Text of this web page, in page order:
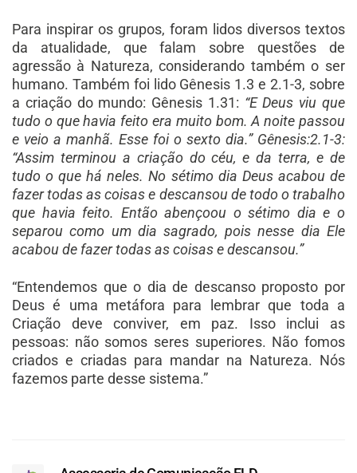
Para inspirar os grupos, foram lidos diversos textos
da atualidade, que falam sobre questões de
agressão à Natureza, considerando também o ser
humano. Também foi lido Gênesis 1.3 e 2.1-3, sobre
a criação do mundo: Gênesis 1.31: “E Deus viu que
tudo o que havia feito era muito bom. A noite passou
e veio a manhã. Esse foi o sexto dia.” Gênesis:2.1-3:
“Assim terminou a criação do céu, e da terra, e de
tudo o que há neles. No sétimo dia Deus acabou de
fazer todas as coisas e descansou de todo o trabalho
que havia feito. Então abençoou o sétimo dia e o
separou como um dia sagrado, pois nesse dia Ele
acabou de fazer todas as coisas e descansou.”
“Entendemos que o dia de descanso proposto por
Deus é uma metáfora para lembrar que toda a
Criação deve conviver, em paz. Isso inclui as
pessoas: não somos seres superiores. Não fomos
criados e criadas para mandar na Natureza. Nós
fazemos parte desse sistema.”